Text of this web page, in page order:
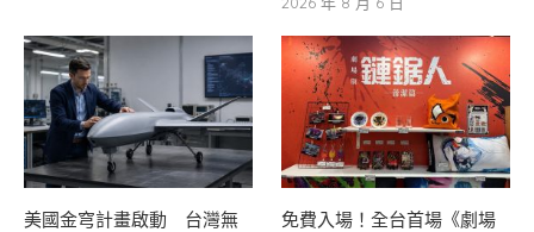
美國金穹計畫啟動 台灣無 免費入場！全台首場《劇場